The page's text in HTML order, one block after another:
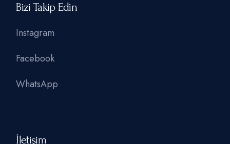
Bizi Takip Edin
Instagram
Facebook
WhatsApp
İletişim